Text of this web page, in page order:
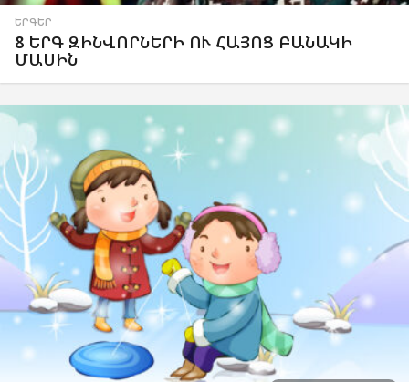
ԵՐԳԵՐ
8 ԵՐԳ ԶԻՆՎՈՐՆԵՐԻ ՈՒ ՀԱՅՈՑ ԲԱՆԱԿԻ
ՄԱՍԻՆ